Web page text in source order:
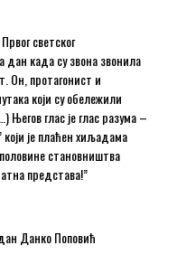
светског
када су звона звонила
Он, протагонист и
који су обележили
Његов глас је глас разума –
је плаћен хиљадама
становништва
представа!”
Данко Поповић